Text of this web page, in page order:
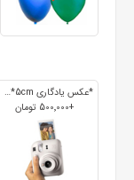
*عکس یادگاری 7cm*5cm
+500٬000 تومان